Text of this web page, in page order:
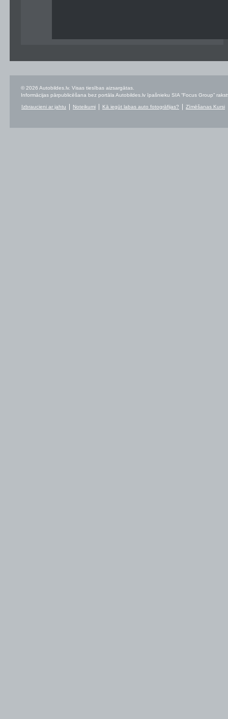
© 2026 Autobildes.lv. Visas tiesības aizsargātas.
Informācijas pārpublicēšana bez portāla Autobildes.lv īpašnieku SIA “Focus Group”
Izbraucieni ar jahtu Noteikumi Kā iegūt labas auto fotogrāfijas? Zīmēšanas Kursi